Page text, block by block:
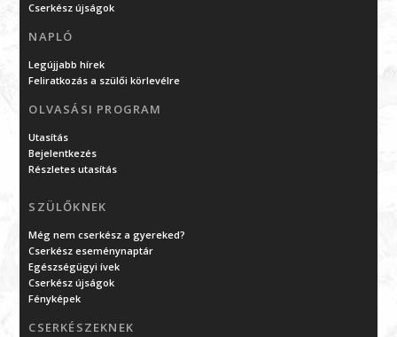
Cserkész újságok
NAPLÓ
Legújjabb hírek
Feliratkozás a szülői körlevélre
OLVASÁSI PROGRAM
Utasítás
Bejelentkezés
Részletes utasítás
SZÜLŐKNEK
Még nem cserkész a gyereked?
Cserkész eseménynaptár
Egészségügyi ívek
Cserkész újságok
Fényképek
CSERKÉSZEKNEK